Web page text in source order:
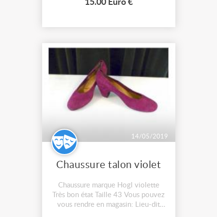
contacter...
15.00 Euro €
14/05/2019
Chaussure talon violet
Chaussure marque Hogl violette
Très bon état Taille 43 Vous pouvez
vous rendre en magasin: Lieu-dit